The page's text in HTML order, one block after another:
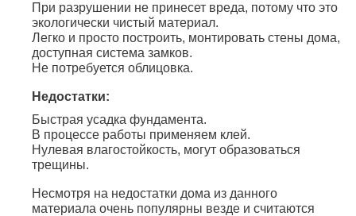
При разрушении не принесет вреда, потому что это
экологически чистый материал.
Легко и просто построить, монтировать стены дома,
доступная система замков.
Не потребуется облицовка.
Недостатки:
Быстрая усадка фундамента.
В процессе работы применяем клей.
Нулевая влагостойкость, могут образоваться
трещины.
Несмотря на недостатки дома из данного
материала очень популярны везде и считаются